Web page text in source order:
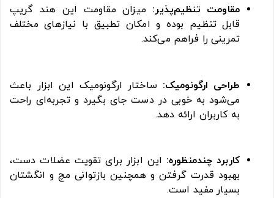
مقاومت تنظیم‌پذیر: میزان مقاومت این هند گریپ
قابل تنظیم بوده و امکان تطبیق با نیازهای مختلف
تمرینی را فراهم می‌کند.
طراحی ارگونومیک: ساختار ارگونومیک این ابزار باعث
می‌شود به خوبی در دست جای بگیرد و تجربه‌ای راحت
به کاربران ارائه دهد.
کاربرد چندمنظوره: این ابزار برای تقویت عضلات دست،
بهبود قدرت گرفتن و همچنین بازتوانی مچ و انگشتان
بسیار مفید است.